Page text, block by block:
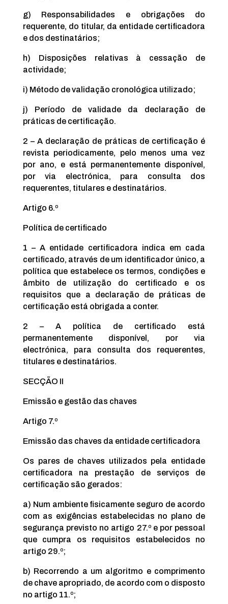
g) Responsabilidades e obrigações do
requerente, do titular, da entidade certificadora
e dos destinatários;
h) Disposições relativas à cessação de
actividade;
i) Método de validação cronológica utilizado;
j) Período de validade da declaração de
práticas de certificação.
2 – A declaração de práticas de certificação é
revista periodicamente, pelo menos uma vez
por ano, e está permanentemente disponível,
por via electrónica, para consulta dos
requerentes, titulares e destinatários.
Artigo 6.º
Política de certificado
1 – A entidade certificadora indica em cada
certificado, através de um identificador único, a
política que estabelece os termos, condições e
âmbito de utilização do certificado e os
requisitos que a declaração de práticas de
certificação está obrigada a conter.
2 – A política de certificado está
permanentemente disponível, por via
electrónica, para consulta dos requerentes,
titulares e destinatários.
SECÇÃO II
Emissão e gestão das chaves
Artigo 7.º
Emissão das chaves da entidade certificadora
Os pares de chaves utilizados pela entidade
certificadora na prestação de serviços de
certificação são gerados:
a) Num ambiente fisicamente seguro de acordo
com as exigências estabelecidas no plano de
segurança previsto no artigo 27.º e por pessoal
que cumpra os requisitos estabelecidos no
artigo 29.º;
b) Recorrendo a um algoritmo e comprimento
de chave apropriado, de acordo com o disposto
no artigo 11.º;